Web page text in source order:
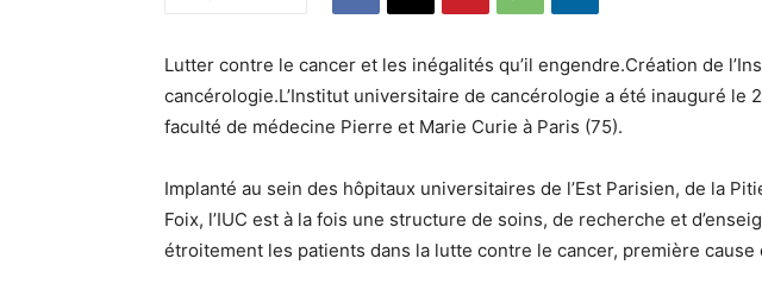
Lutter contre le cancer et les inégalités qu’il engendre.Création de
cancérologie.L’Institut universitaire de cancérologie a été inauguré le
faculté de médecine Pierre et Marie Curie à Paris (75).
Implanté au sein des hôpitaux universitaires de l’Est Parisien, de la
Foix, l’IUC est à la fois une structure de soins, de recherche et
étroitement les patients dans la lutte contre le cancer, première cause